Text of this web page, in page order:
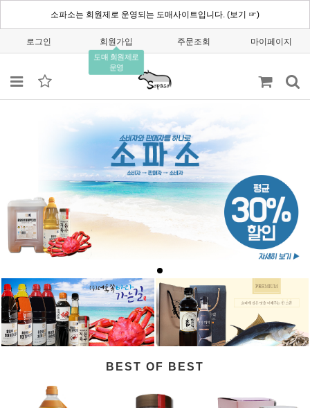
소파소는 회원제로 운영되는 도매사이트입니다. (보기 ☞)
로그인 회원가입
도매 회원제로
운영
주문조회 마이페이지
BEST OF BEST